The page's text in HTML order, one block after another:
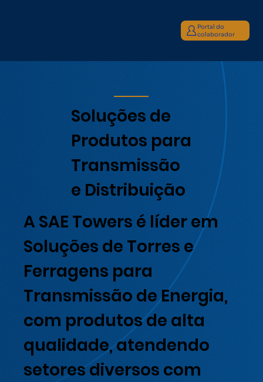
Portal do
colaborador
A SAE Towers é líder em
Soluções de Torres e
Ferragens para
Transmissão de Energia,
com produtos de alta
qualidade, atendendo
setores diversos com
Soluções de
Produtos para
Transmissão
e Distribuição